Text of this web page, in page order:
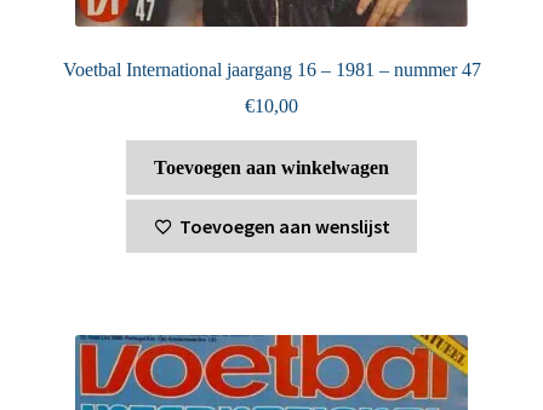
Voetbal International jaargang 16 – 1981 – nummer 47
€10,00
Toevoegen aan winkelwagen
Toevoegen aan wenslijst